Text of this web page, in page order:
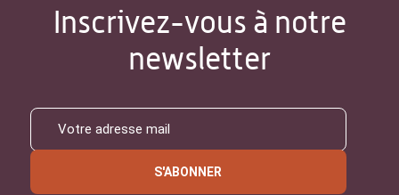
Inscrivez-vous à notre
newsletter
S'ABONNER